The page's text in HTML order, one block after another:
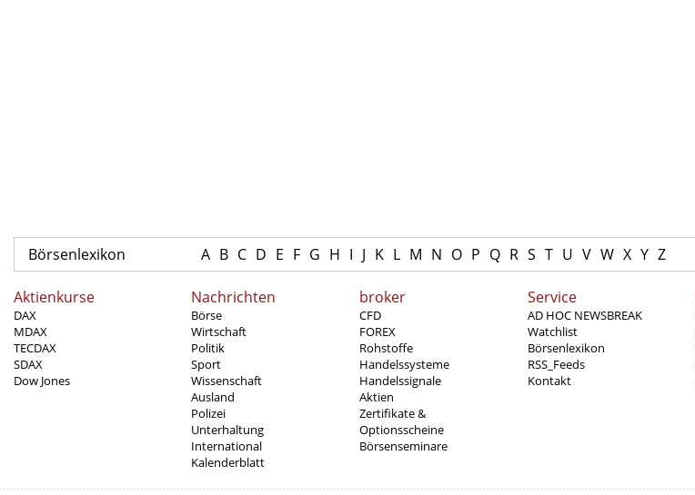
Börsenlexikon A B C D E F G H I J K L M N O P Q R S T U V W X Y Z
Aktienkurse
DAX
MDAX
TECDAX
SDAX
Dow Jones
Nachrichten
Börse
Wirtschaft
Politik
Sport
Wissenschaft
Ausland
Polizei
Unterhaltung
International
Kalenderblatt
broker
CFD
FOREX
Rohstoffe
Handelssysteme
Handelssignale
Aktien
Zertifikate &
Optionsscheine
Börsenseminare
Service
AD HOC NEWSBREAK
Watchlist
Börsenlexikon
RSS_Feeds
Kontakt